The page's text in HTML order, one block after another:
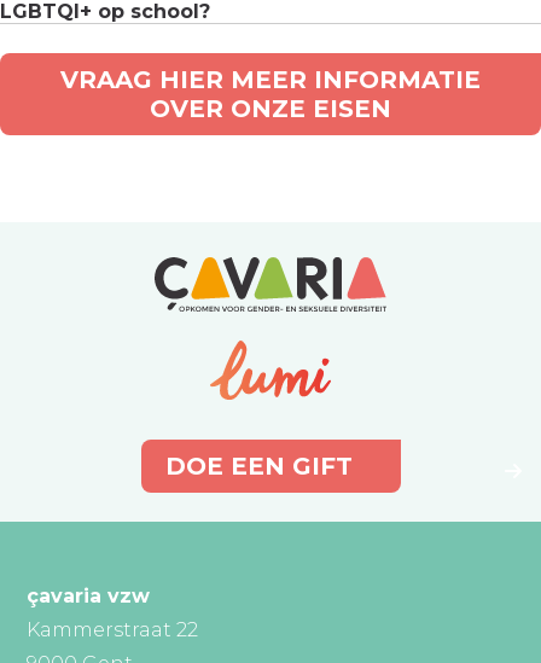
LGBTQI+ op school?
VRAAG HIER MEER INFORMATIE
OVER ONZE EISEN
DOE EEN GIFT
çavaria vzw
Kammerstraat 22